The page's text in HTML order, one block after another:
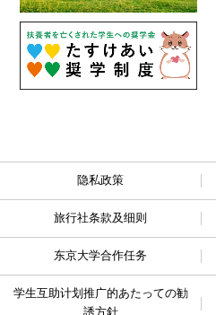
隐私政策
旅行社条款及细则
东京大学合作任务
学生互助计划推广的あたっての勧